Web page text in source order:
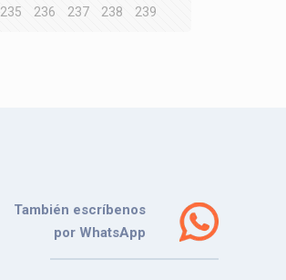
235 236 237 238 239
También escríbenos
por WhatsApp